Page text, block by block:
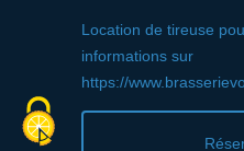
Location de tireuse
informations sur
https://